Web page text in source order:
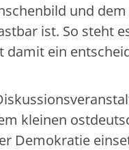
und
ist. So steht
damit ein
kleinen
Demokratie